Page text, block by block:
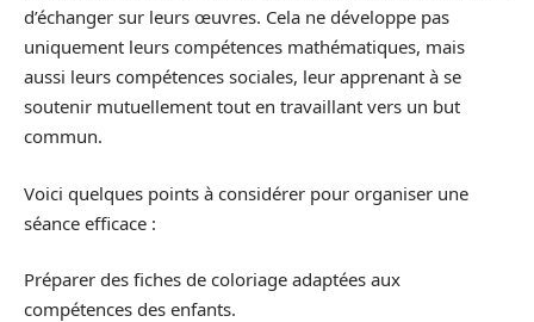
d’échanger sur leurs œuvres. Cela ne développe pas
uniquement leurs compétences mathématiques, mais
aussi leurs compétences sociales, leur apprenant à se
soutenir mutuellement tout en travaillant vers un but
commun.
Voici quelques points à considérer pour organiser une
séance efficace :
Préparer des fiches de coloriage adaptées aux
compétences des enfants.